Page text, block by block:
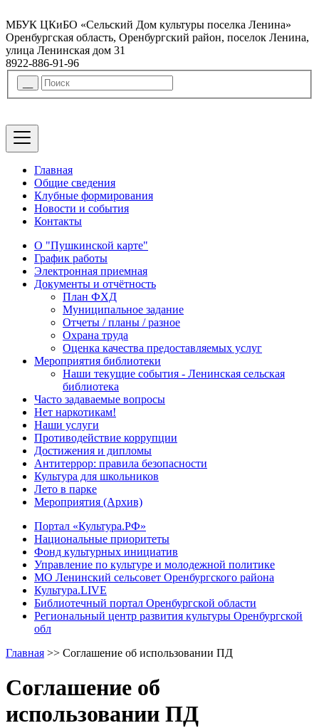
МБУК ЦКиБО «Сельский Дом культуры поселка Ленина»
Оренбургская область, Оренбургский район, поселок Ленина,
улица Ленинская дом 31
8922-886-91-96
Главная
Общие сведения
Клубные формирования
Новости и события
Контакты
О "Пушкинской карте"
График работы
Электронная приемная
Документы и отчётность
План ФХД
Муниципальное задание
Отчеты / планы / разное
Охрана труда
Оценка качества предоставляемых услуг
Мероприятия библиотеки
Наши текущие события - Ленинская сельская
библиотека
Часто задаваемые вопросы
Нет наркотикам!
Наши услуги
Противодействие коррупции
Достижения и дипломы
Антитеррор: правила безопасности
Культура для школьников
Лето в парке
Мероприятия (Архив)
Портал «Культура.РФ»
Национальные приоритеты
Фонд культурных инициатив
Управление по культуре и молодежной политике
МО Ленинский сельсовет Оренбургского района
Культура.LIVE
Библиотечный портал Оренбургской области
Региональный центр развития культуры Оренбургской
обл
Главная >> Соглашение об использовании ПД
Соглашение об
использовании ПД